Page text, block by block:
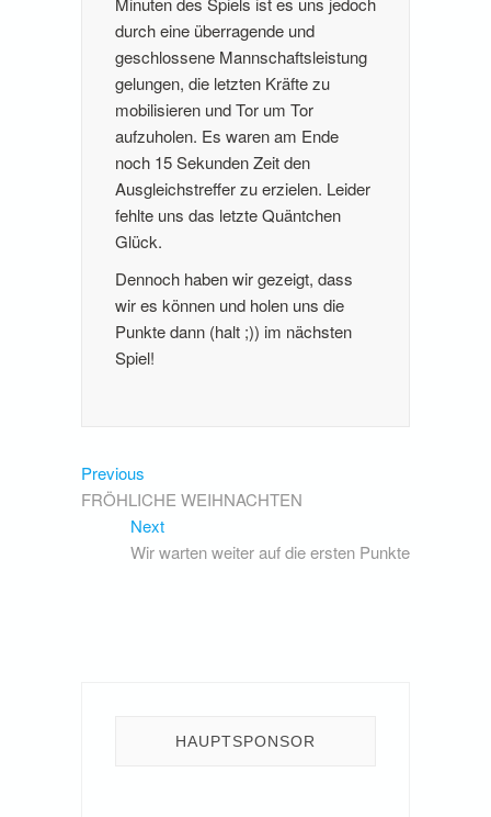
durch eine überragende und
geschlossene Mannschaftsleistung
gelungen, die letzten Kräfte zu
mobilisieren und Tor um Tor
aufzuholen. Es waren am Ende
noch 15 Sekunden Zeit den
Ausgleichstreffer zu erzielen. Leider
fehlte uns das letzte Quäntchen
Glück.
Dennoch haben wir gezeigt, dass
wir es können und holen uns die
Punkte dann (halt ;)) im nächsten
Spiel!
Beitragsnavigation
Previous
post:
FRÖHLICHE WEIHNACHTEN
NextNext
post:
Wir warten weiter auf die ersten Punkte
HAUPTSPONSOR